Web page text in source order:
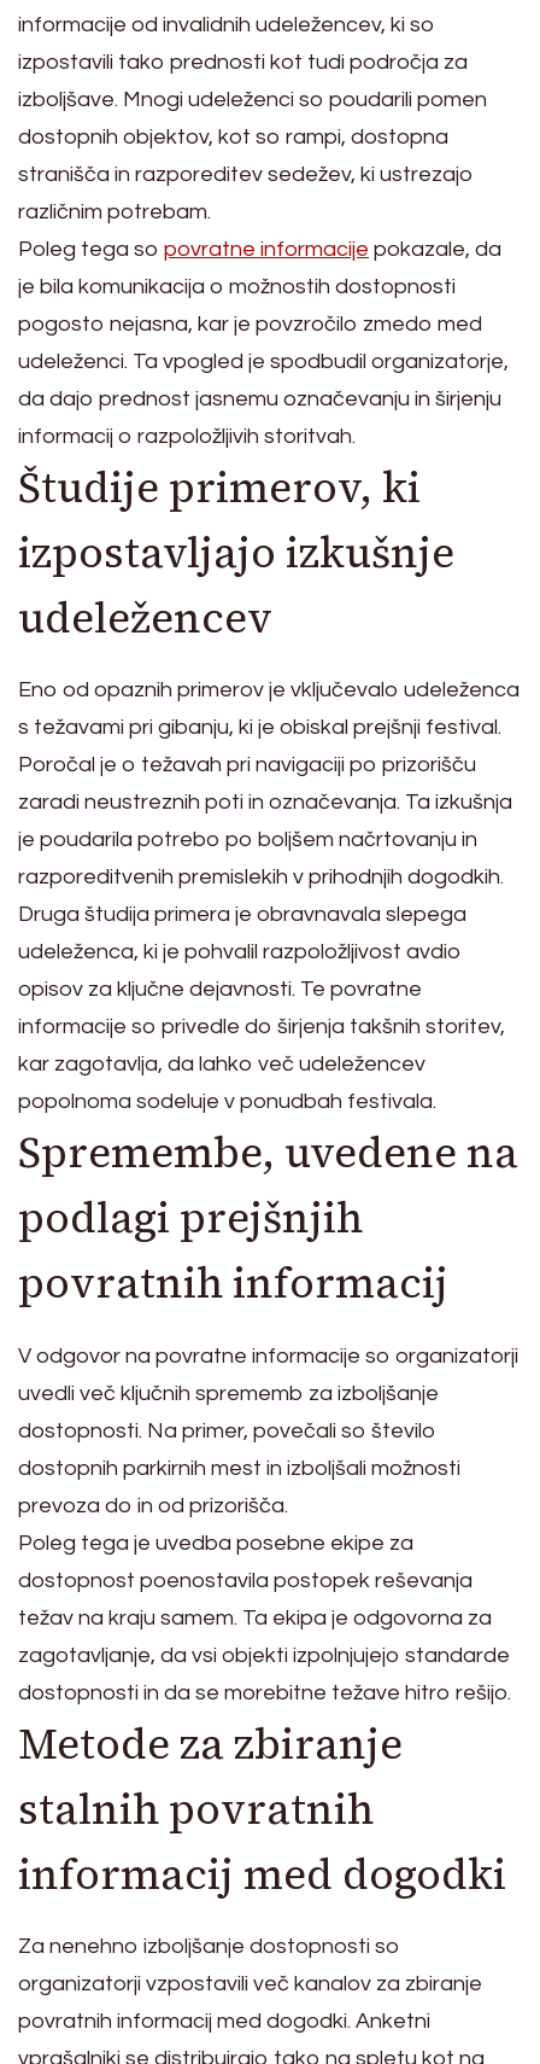
informacije od invalidnih udeležencev, ki so
izpostavili tako prednosti kot tudi področja za
izboljšave. Mnogi udeleženci so poudarili pomen
dostopnih objektov, kot so rampi, dostopna
stranišča in razporeditev sedežev, ki ustrezajo
različnim potrebam.
Poleg tega so povratne informacije pokazale, da
je bila komunikacija o možnostih dostopnosti
pogosto nejasna, kar je povzročilo zmedo med
udeleženci. Ta vpogled je spodbudil organizatorje,
da dajo prednost jasnemu označevanju in širjenju
informacij o razpoložljivih storitvah.
Študije primerov, ki
izpostavljajo izkušnje
udeležencev
Eno od opaznih primerov je vključevalo udeleženca
s težavami pri gibanju, ki je obiskal prejšnji festival.
Poročal je o težavah pri navigaciji po prizorišču
zaradi neustreznih poti in označevanja. Ta izkušnja
je poudarila potrebo po boljšem načrtovanju in
razporeditvenih premislekih v prihodnjih dogodkih.
Druga študija primera je obravnavala slepega
udeleženca, ki je pohvalil razpoložljivost avdio
opisov za ključne dejavnosti. Te povratne
informacije so privedle do širjenja takšnih storitev,
kar zagotavlja, da lahko več udeležencev
popolnoma sodeluje v ponudbah festivala.
Spremembe, uvedene na
podlagi prejšnjih
povratnih informacij
V odgovor na povratne informacije so organizatorji
uvedli več ključnih sprememb za izboljšanje
dostopnosti. Na primer, povečali so število
dostopnih parkirnih mest in izboljšali možnosti
prevoza do in od prizorišča.
Poleg tega je uvedba posebne ekipe za
dostopnost poenostavila postopek reševanja
težav na kraju samem. Ta ekipa je odgovorna za
zagotavljanje, da vsi objekti izpolnjujejo standarde
dostopnosti in da se morebitne težave hitro rešijo.
Metode za zbiranje
stalnih povratnih
informacij med dogodki
Za nenehno izboljšanje dostopnosti so
organizatorji vzpostavili več kanalov za zbiranje
povratnih informacij med dogodki. Anketni
vprašalniki se distribuirajo tako na spletu kot na